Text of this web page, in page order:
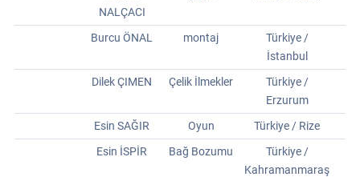
NALÇACI
Burcu ÖNAL montaj
Türkiye /
İstanbul
Dilek ÇIMEN
Çelik İlmekler
Türkiye /
Erzurum
Esin SAĞIR
Oyun
Türkiye / Rize
Esin İSPİR
Bağ Bozumu
Türkiye /
Kahramanmaraş